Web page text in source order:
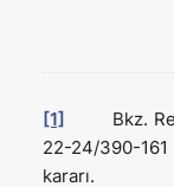
[1] Bkz.
22-24/390-161
kararı.